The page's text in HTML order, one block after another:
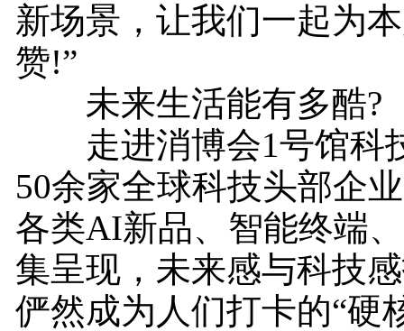
新场景，让我们一起为
赞!”
未来生活能有多酷?
走进消博会1号馆科
50余家全球科技头部企
各类AI新品、智能终端
集呈现，未来感与科技
俨然成为人们打卡的“硬